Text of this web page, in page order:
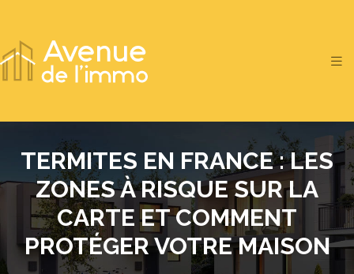
TERMITES EN FRANCE : LES
ZONES À RISQUE SUR LA
CARTE ET COMMENT
PROTÉGER VOTRE MAISON